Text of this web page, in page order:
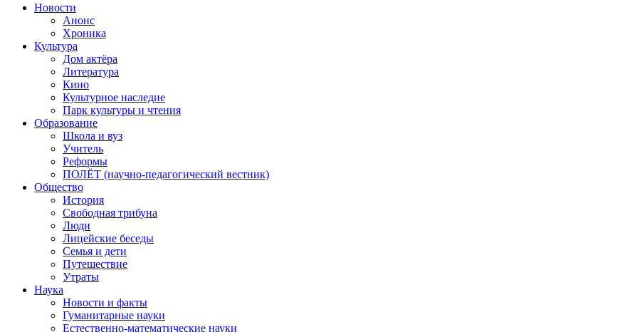
Новости
Анонс
Хроника
Культура
Дом актёра
Литература
Кино
Культурное наследие
Парк культуры и чтения
Образование
Школа и вуз
Учитель
Реформы
ПОЛЁТ (научно-педагогический вестник)
Общество
История
Свободная трибуна
Люди
Лицейские беседы
Семья и дети
Путешествие
Утраты
Наука
Новости и факты
Гуманитарные науки
Естественно-математические науки